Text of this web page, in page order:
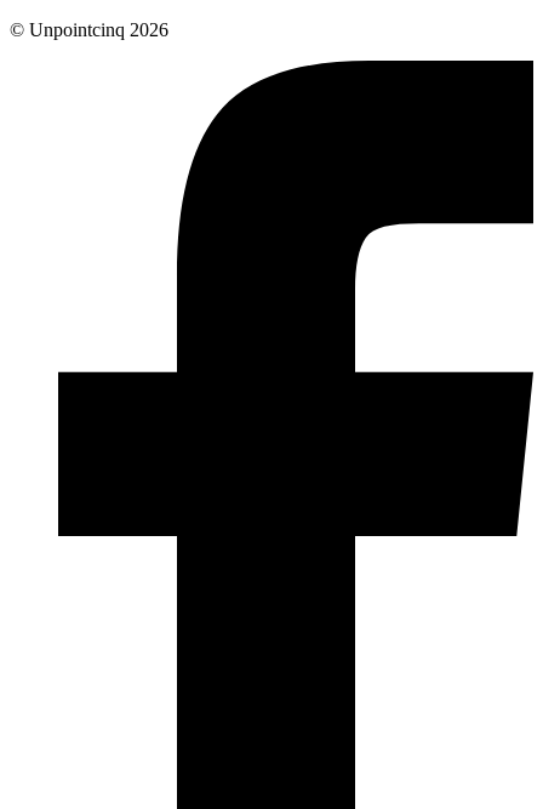
© Unpointcinq 2026